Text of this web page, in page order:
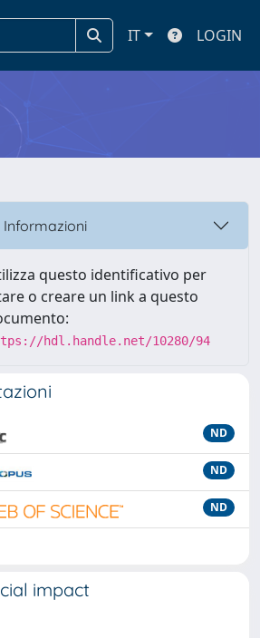
IT LOGIN
Informazioni
questo identificativo per
o creare un link a questo
hdl.handle.net/10280/94
ND
ND
ND
impact